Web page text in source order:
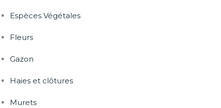
Espèces Végétales
Fleurs
Gazon
Haies et clôtures
Murets